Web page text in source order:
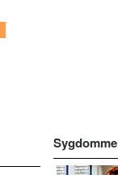
Sygdomme